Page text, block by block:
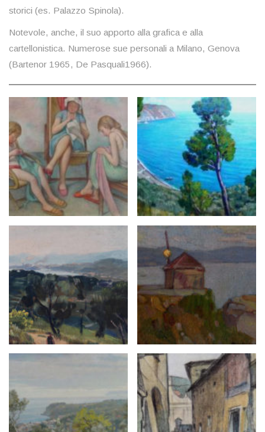
storici (es. Palazzo Spinola).
Notevole, anche, il suo apporto alla grafica e alla
cartellonistica. Numerose sue personali a Milano, Genova
(Bartenor 1965, De Pasquali1966).